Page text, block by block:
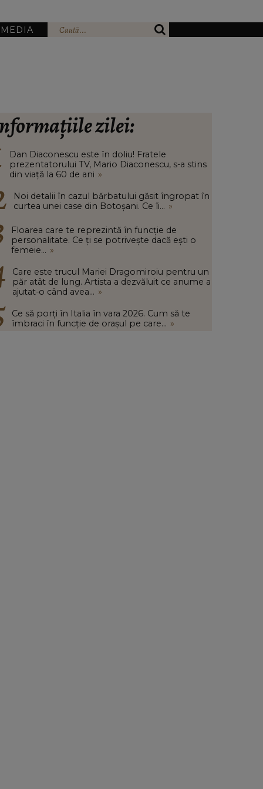
zilei:
Dan Diaconescu este în doliu! Fratele
prezentatorului TV, Mario Diaconescu, s-a stins
din viață la 60 de ani »
Noi detalii în cazul bărbatului găsit îngropat în
curtea unei case din Botoșani. Ce îi... »
Floarea care te reprezintă în funcție de
personalitate. Ce ți se potrivește dacă ești o
femeie... »
Care este trucul Mariei Dragomiroiu pentru un
păr atât de lung. Artista a dezvăluit ce anume a
ajutat-o când avea... »
Ce să porți în Italia în vara 2026. Cum să te
îmbraci în funcție de orașul pe care... »